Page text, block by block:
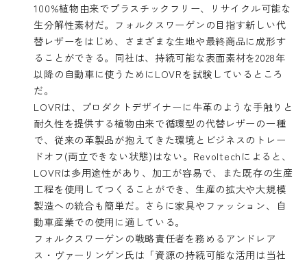
100%植物由来でプラスチックフリー、リサイクル可能な
生分解性素材だ。フォルクスワーゲンの目指す新しい代
替レザーをはじめ、さまざまな生地や最終商品に成形す
ることができる。同社は、持続可能な表面素材を2028年
以降の自動車に使うためにLOVRを試験しているところ
だ。
LOVRは、プロダクトデザイナーに牛革のような手触りと
耐久性を提供する植物由来で循環型の代替レザーの一種
で、従来の革製品が抱えてきた環境とビジネスのトレー
ドオフ(両立できない状態)はない。Revoltechによると、
LOVRは多用途性があり、加工が容易で、また既存の生産
工程を使用してつくることができ、生産の拡大や大規模
製造への統合も簡単だ。さらに家具やファッション、自
動車産業での使用に適している。
フォルクスワーゲンの戦略責任者を務めるアンドレア
ス・ヴァーリンゲン氏は「資源の持続可能な活用は当社